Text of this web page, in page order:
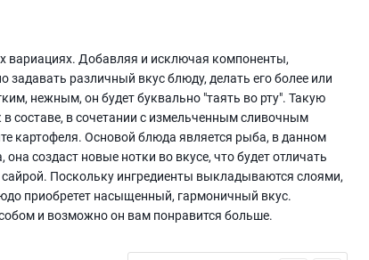
вариациях. Добавляя и исключая компоненты,
различный вкус блюду, делать его более или
нежным, он будет буквально "таять во рту". Такую
составе, в сочетании с измельченным сливочным
картофеля. Основой блюда является рыба, в данном
создаст новые нотки во вкусе, что будет отличать
Поскольку ингредиенты выкладываются слоями,
приобретет насыщенный, гармоничный вкус.
и возможно он вам понравится больше.